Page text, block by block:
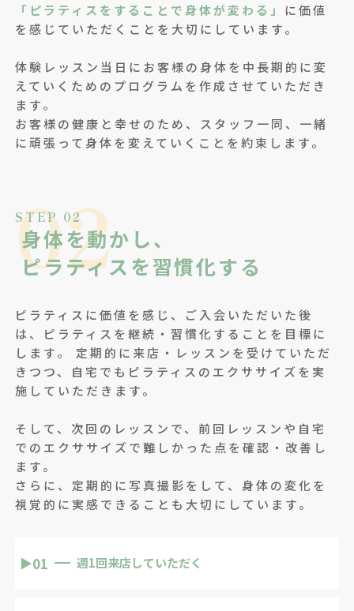
「ピラティスをすることで身体が変わる」 に価値
を感じていただくことを大切にしています。
体験レッスン当日にお客様の身体を中長期的に変
えていくためのプログラムを作成させていただき
ます。
お客様の健康と幸せのため、スタッフ一同、一緒
に頑張って身体を変えていくことを約束します。
02
STEP 02
身体を動かし、
ピラティスを習慣化する
ピラティスに価値を感じ、ご入会いただいた後
は、ピラティスを継続・習慣化することを目標に
します。 定期的に来店・レッスンを受けていただ
きつつ、自宅でもピラティスのエクササイズを実
施していただきます。
そして、次回のレッスンで、前回レッスンや自宅
でのエクササイズで難しかった点を確認・改善し
ます。
さらに、定期的に写真撮影をして、身体の変化を
視覚的に実感できることも大切にしています。
▶01 週1回来店していただく